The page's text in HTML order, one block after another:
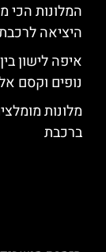
המלונות הכי
היציאה
איפה לישון
נופים וקסם
מלונות
ברכבת